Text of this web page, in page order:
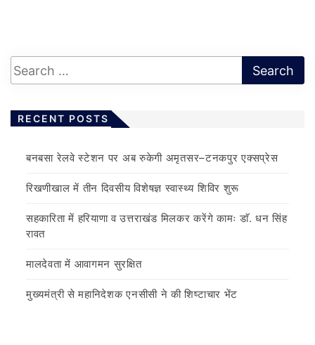
RECENT POSTS
बनबसा रेलवे स्टेशन पर अब रुकेगी अमृतसर–टनकपुर एक्सप्रेस
रिखणीखाल में तीन दिवसीय विशेषज्ञ स्वास्थ्य शिविर शुरू
सहकारिता में हरियाणा व उत्तराखंड मिलकर करेंगे कामः डाॅ. धन सिंह
रावत
मालदेवता में आवागमन सुरक्षित
मुख्यमंत्री से महानिदेशक एनसीसी ने की शिष्टाचार भेंट